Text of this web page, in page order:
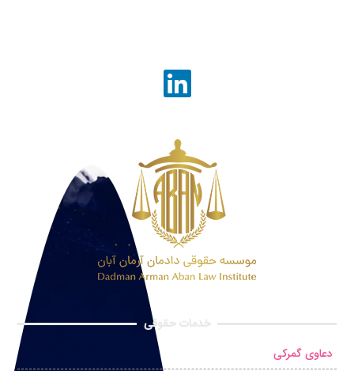
خدمات حقوقی
دعاوی گمرکی